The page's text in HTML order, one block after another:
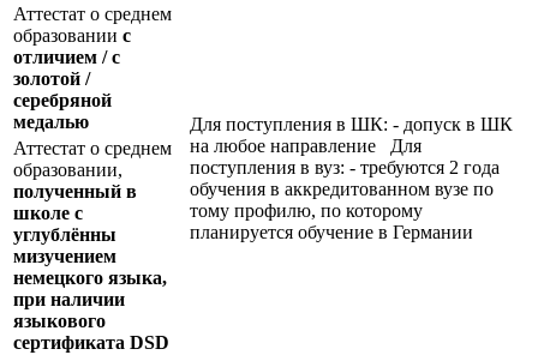
Аттестат о среднем
образовании с
отличием / с
золотой /
серебряной
медалью
Для поступления в ШК: - допуск в ШК
на любое направление Для
поступления в вуз: - требуются 2 года
обучения в аккредитованном вузе по
тому профилю, по которому
планируется обучение в Германии
Аттестат о среднем
образовании,
полученный в
школе с
углублённы
мизучением
немецкого языка,
при наличии
языкового
сертификата DSD